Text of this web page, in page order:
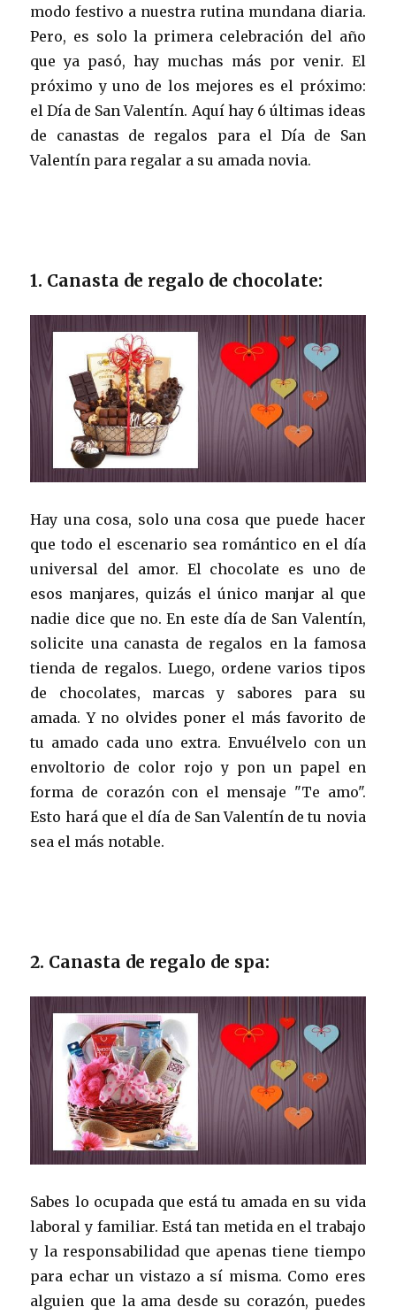
modo festivo a nuestra rutina mundana diaria.
Pero, es solo la primera celebración del año
que ya pasó, hay muchas más por venir. El
próximo y uno de los mejores es el próximo:
el Día de San Valentín. Aquí hay 6 últimas ideas
de canastas de regalos para el Día de San
Valentín para regalar a su amada novia.
1. Canasta de regalo de chocolate:
Hay una cosa, solo una cosa que puede hacer
que todo el escenario sea romántico en el día
universal del amor. El chocolate es uno de
esos manjares, quizás el único manjar al que
nadie dice que no. En este día de San Valentín,
solicite una canasta de regalos en la famosa
tienda de regalos. Luego, ordene varios tipos
de chocolates, marcas y sabores para su
amada. Y no olvides poner el más favorito de
tu amado cada uno extra. Envuélvelo con un
envoltorio de color rojo y pon un papel en
forma de corazón con el mensaje "Te amo".
Esto hará que el día de San Valentín de tu novia
sea el más notable.
2. Canasta de regalo de spa:
Sabes lo ocupada que está tu amada en su vida
laboral y familiar. Está tan metida en el trabajo
y la responsabilidad que apenas tiene tiempo
para echar un vistazo a sí misma. Como eres
alguien que la ama desde su corazón, puedes